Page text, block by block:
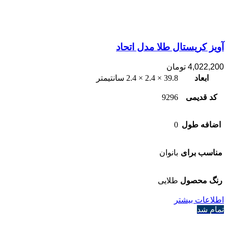
آویز کریستال طلا مدل اتحاد
4,022,200 تومان
ابعاد
39.8 × 2.4 × 2.4 سانتیمتر
کد قدیمی 9296
اضافه طول 0
مناسب برای بانوان
رنگ محصول طلایی
اطلاعات بیشتر
تمام شد